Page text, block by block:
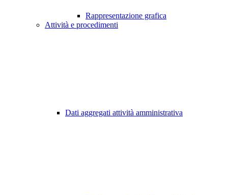
Rappresentazione grafica
Attività e procedimenti
Dati aggregati attività amministrativa